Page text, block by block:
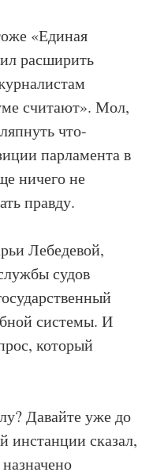
«Единая
расширить
считают». Мол,
что-
парламента в
ничего не
правду.
Лебедевой,
судов
системы. И
который
Давайте уже до
инстанции сказал,